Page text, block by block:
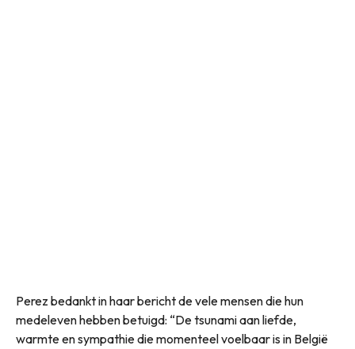
Perez bedankt in haar bericht de vele mensen die hun
medeleven hebben betuigd: “De tsunami aan liefde,
warmte en sympathie die momenteel voelbaar is in België